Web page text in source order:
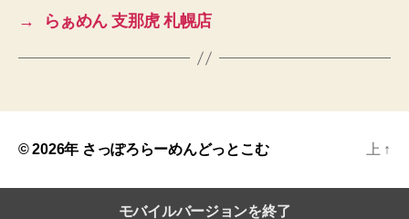
→
らぁめん 支那虎 札幌店
© 2026年 さっぽろらーめんどっとこむ 上 ↑
モバイルバージョンを終了